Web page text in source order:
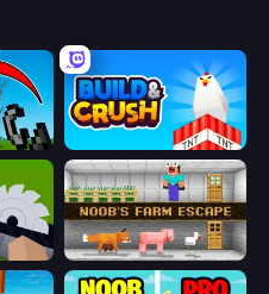
Build and Crush
Noob's Farm Escape